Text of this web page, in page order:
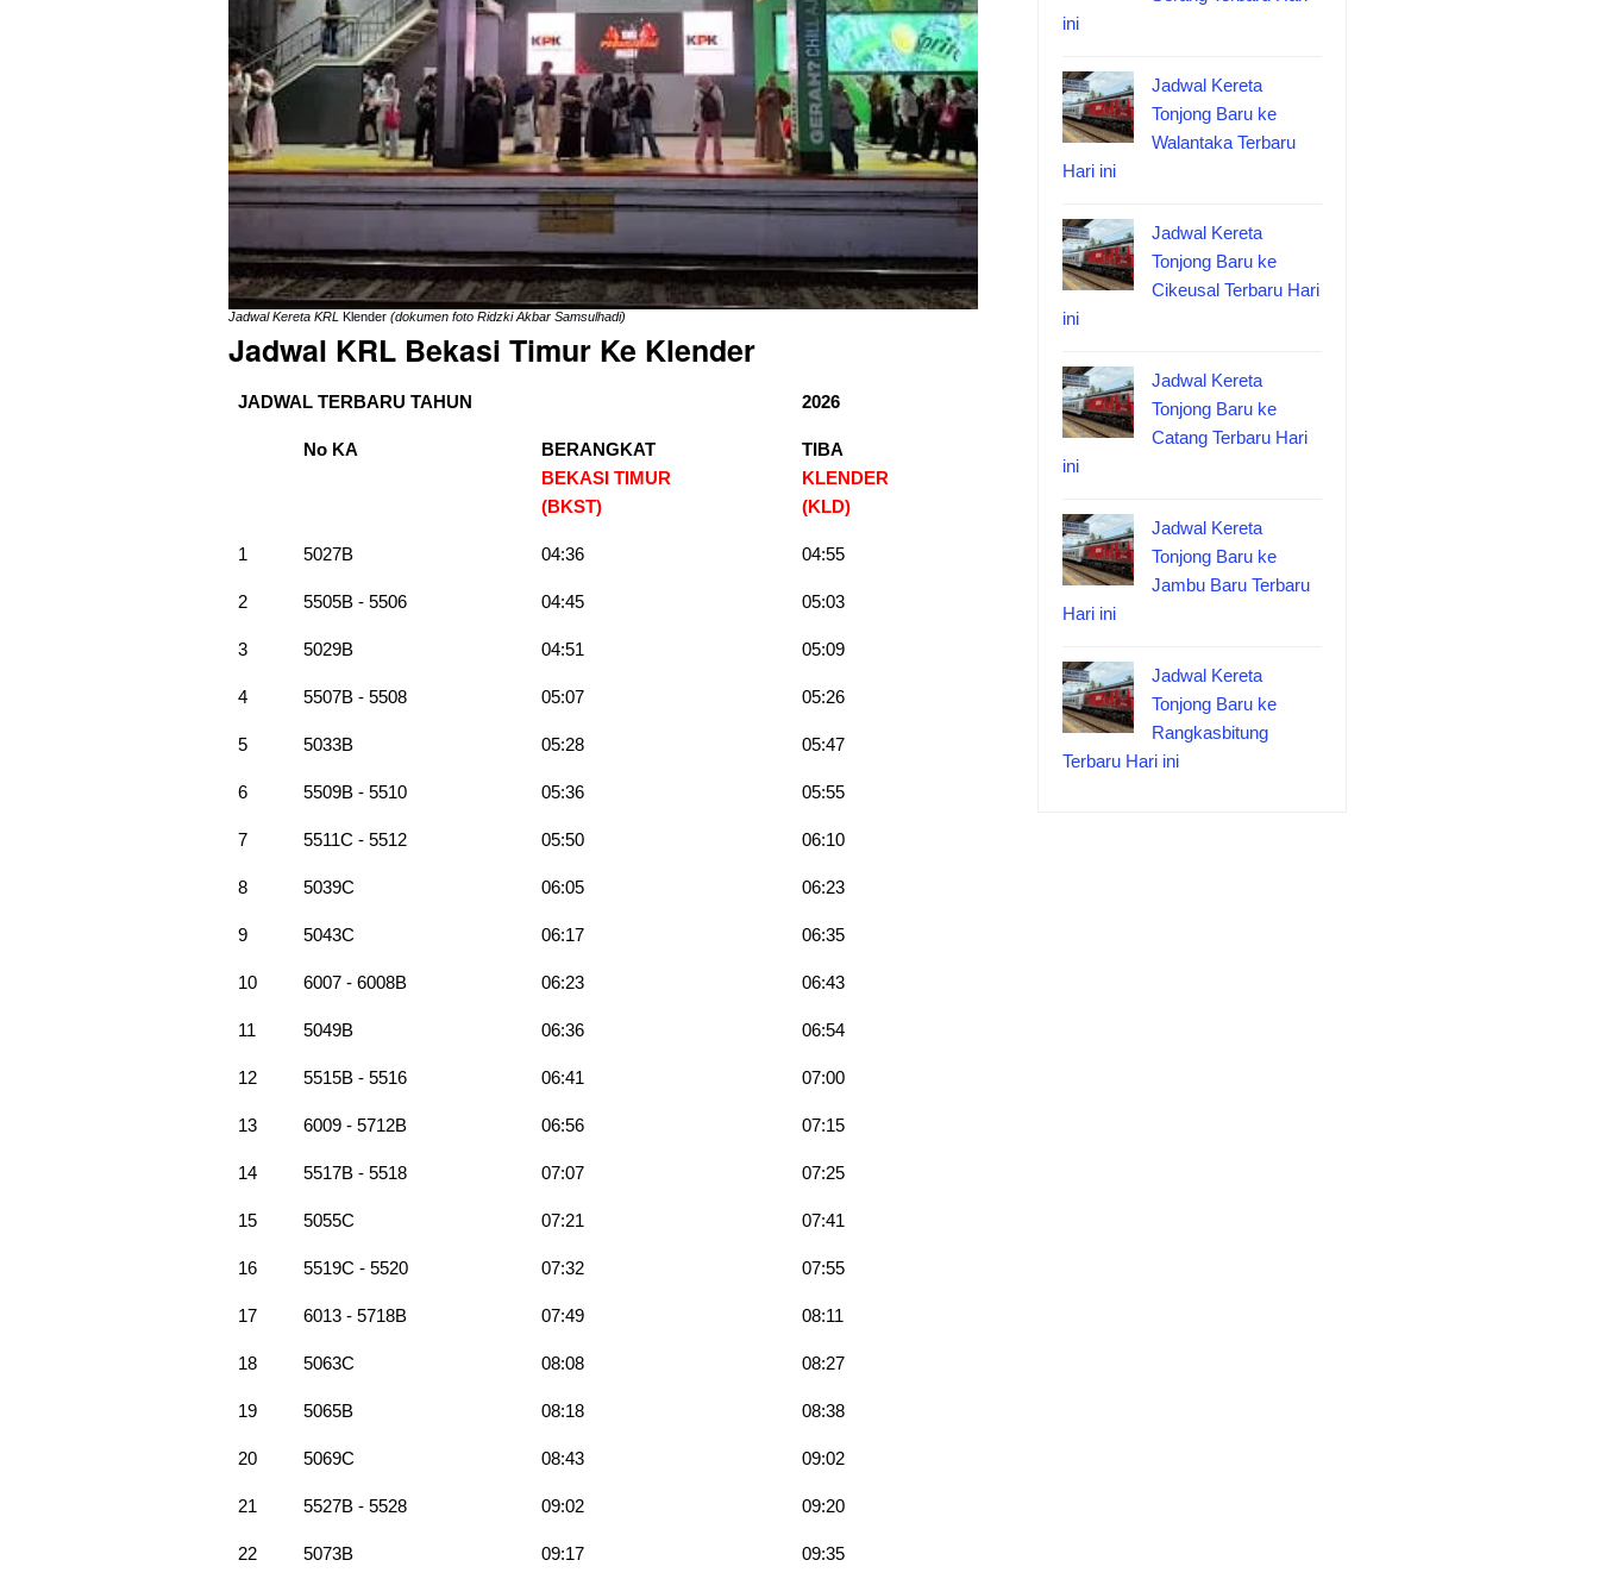
Jadwal Kereta KRL Klender (dokumen foto Ridzki Akbar Samsulhadi)
Jadwal KRL Bekasi Timur Ke Klender
JADWAL TERBARU TAHUN 2026
No KA
BERANGKAT
BEKASI TIMUR
(BKST)
TIBA
KLENDER
(KLD)
1 5027B 04:36 04:55
2 5505B - 5506 04:45 05:03
3 5029B 04:51 05:09
4 5507B - 5508 05:07 05:26
5 5033B 05:28 05:47
6 5509B - 5510 05:36 05:55
7 5511C - 5512 05:50 06:10
8 5039C 06:05 06:23
9 5043C 06:17 06:35
10 6007 - 6008B 06:23 06:43
11 5049B 06:36 06:54
12 5515B - 5516 06:41 07:00
13 6009 - 5712B 06:56 07:15
14 5517B - 5518 07:07 07:25
15 5055C 07:21 07:41
16 5519C - 5520 07:32 07:55
17 6013 - 5718B 07:49 08:11
18 5063C 08:08 08:27
19 5065B 08:18 08:38
20 5069C 08:43 09:02
21 5527B - 5528 09:02 09:20
22 5073B 09:17 09:35
ini
Jadwal Kereta
Tonjong Baru ke
Walantaka Terbaru
Hari ini
Jadwal Kereta
Tonjong Baru ke
Cikeusal Terbaru Hari
ini
Jadwal Kereta
Tonjong Baru ke
Catang Terbaru Hari
ini
Jadwal Kereta
Tonjong Baru ke
Jambu Baru Terbaru
Hari ini
Jadwal Kereta
Tonjong Baru ke
Rangkasbitung
Terbaru Hari ini